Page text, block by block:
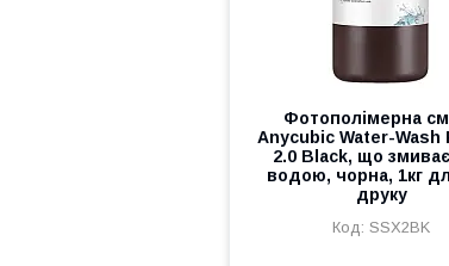
Фотополімерна
Anycubic Water-Wash
2.0 Black, що
водою, чорна, 1кг
друку
SSX2BK